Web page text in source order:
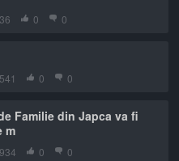
0 0
0 0
Familie din Japca va fi
m
0 0